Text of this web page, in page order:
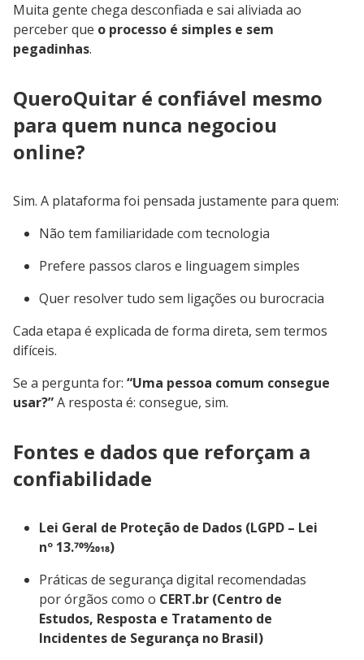
Muita gente chega desconfiada e sai aliviada ao
perceber que o processo é simples e sem
pegadinhas.
QueroQuitar é confiável mesmo
para quem nunca negociou
online?
Sim. A plataforma foi pensada justamente para quem:
Não tem familiaridade com tecnologia
Prefere passos claros e linguagem simples
Quer resolver tudo sem ligações ou burocracia
Cada etapa é explicada de forma direta, sem termos
difíceis.
Se a pergunta for: “Uma pessoa comum consegue
usar?”A resposta é: consegue, sim.
Fontes e dados que reforçam a
confiabilidade
Lei Geral de Proteção de Dados (LGPD – Lei
nº 13.709⁄2018)
Práticas de segurança digital recomendadas
por órgãos como o CERT.br (Centro de
Estudos, Resposta e Tratamento de
Incidentes de Segurança no Brasil)